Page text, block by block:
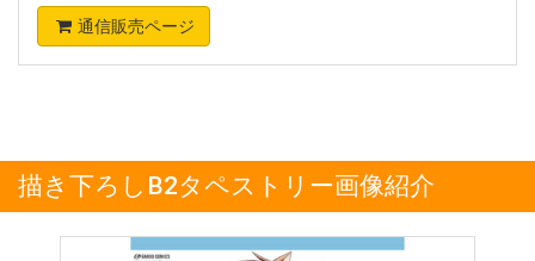
通信販売ページ
描き下ろしB2タペストリー画像紹介